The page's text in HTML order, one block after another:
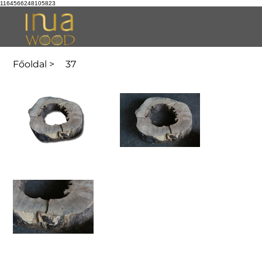
1164566248105823
Főoldal > 37